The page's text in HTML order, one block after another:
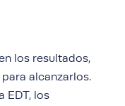
los resultados,
alcanzarlos.
EDT, los